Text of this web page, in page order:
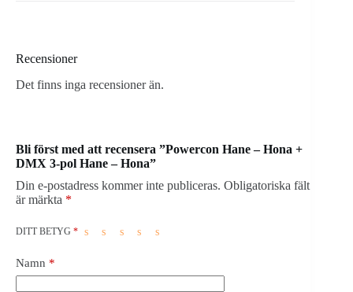
Recensioner
Det finns inga recensioner än.
Bli först med att recensera ”Powercon Hane – Hona +
DMX 3-pol Hane – Hona”
Din e-postadress kommer inte publiceras. Obligatoriska fält
är märkta *
DITT BETYG *
Namn *